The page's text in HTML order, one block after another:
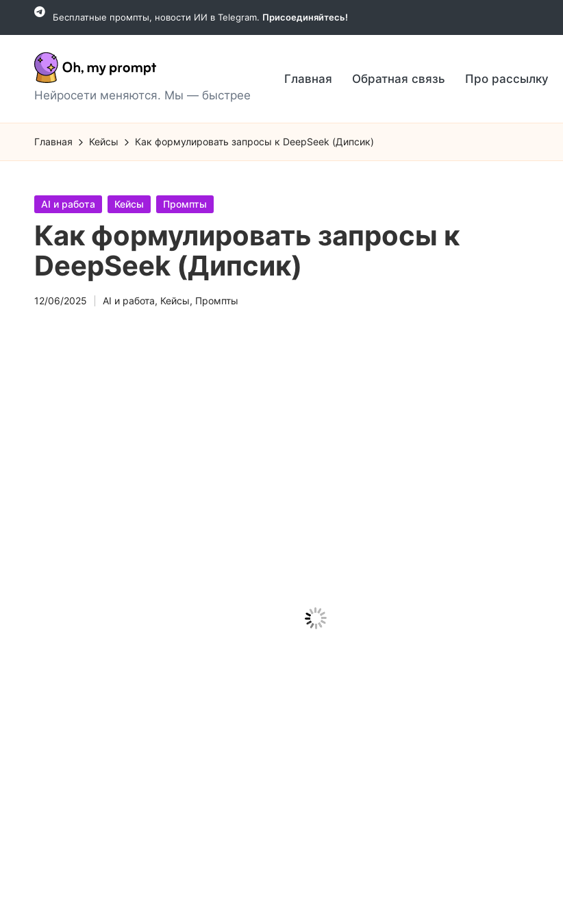
Перейти
содержимому
Бесплатные промпты, новости ИИ в Telegram. Присоединяйтесь!
O
h,
m
y
p
r
o
m
Нейросети меняются. Мы — быстрее
Главная Обратная связь Про рассылку
Главная Кейсы Как формулировать запросы к DeepSeek (Дипсик)
Опубликовано
AI и работа Кейсы Промпты
Как формулировать запросы к
DeepSeek (Дипсик)
12/06/2025
Опубликовано
AI и работа, Кейсы, Промпты